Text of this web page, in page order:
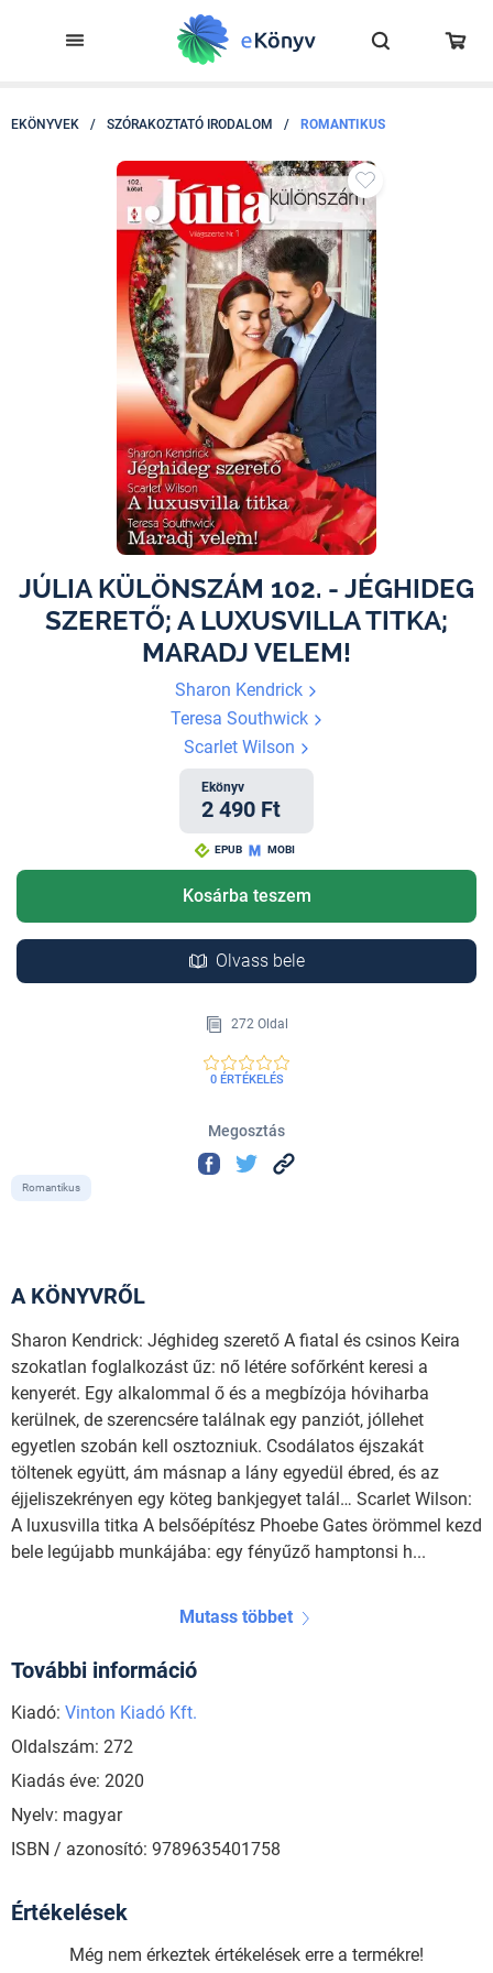
EKÖNYVEK / SZÓRAKOZTATÓ IRODALOM / ROMANTIKUS
JÚLIA KÜLÖNSZÁM 102. - JÉGHIDEG
SZERETŐ; A LUXUSVILLA TITKA;
MARADJ VELEM!
Sharon Kendrick
Teresa Southwick
Scarlet Wilson
Ekönyv
2 490 Ft
EPUB MOBI
Kosárba teszem
Olvass bele
272 Oldal
0 ÉRTÉKELÉS
Megosztás
Romantikus
A KÖNYVRŐL
Sharon Kendrick: Jéghideg szerető A fiatal és csinos Keira
szokatlan foglalkozást űz: nő létére sofőrként keresi a
kenyerét. Egy alkalommal ő és a megbízója hóviharba
kerülnek, de szerencsére találnak egy panziót, jóllehet
egyetlen szobán kell osztozniuk. Csodálatos éjszakát
töltenek együtt, ám másnap a lány egyedül ébred, és az
éjjeliszekrényen egy köteg bankjegyet talál… Scarlet Wilson:
A luxusvilla titka A belsőépítész Phoebe Gates örömmel kezd
bele legújabb munkájába: egy fényűző hamptonsi h...
Mutass többet
További információ
Kiadó: Vinton Kiadó Kft.
Oldalszám: 272
Kiadás éve: 2020
Nyelv: magyar
ISBN / azonosító: 9789635401758
Értékelések
Még nem érkeztek értékelések erre a termékre!